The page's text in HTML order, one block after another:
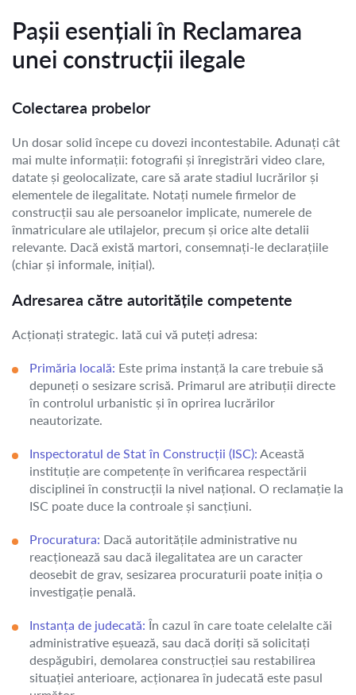
Pașii esențiali în Reclamarea
unei construcții ilegale
Colectarea probelor
Un dosar solid începe cu dovezi incontestabile. Adunați cât
mai multe informații: fotografii și înregistrări video clare,
datate și geolocalizate, care să arate stadiul lucrărilor și
elementele de ilegalitate. Notați numele firmelor de
construcții sau ale persoanelor implicate, numerele de
înmatriculare ale utilajelor, precum și orice alte detalii
relevante. Dacă există martori, consemnați-le declarațiile
(chiar și informale, inițial).
Adresarea către autoritățile competente
Acționați strategic. Iată cui vă puteți adresa:
Primăria locală: Este prima instanță la care trebuie să
depuneți o sesizare scrisă. Primarul are atribuții directe
în controlul urbanistic și în oprirea lucrărilor
neautorizate.
Inspectoratul de Stat în Construcții (ISC): Această
instituție are competențe în verificarea respectării
disciplinei în construcții la nivel național. O reclamație la
ISC poate duce la controale și sancțiuni.
Procuratura: Dacă autoritățile administrative nu
reacționează sau dacă ilegalitatea are un caracter
deosebit de grav, sesizarea procuraturii poate iniția o
investigație penală.
Instanța de judecată: În cazul în care toate celelalte căi
administrative eșuează, sau dacă doriți să solicitați
despăgubiri, demolarea construcției sau restabilirea
situației anterioare, acționarea în judecată este pasul